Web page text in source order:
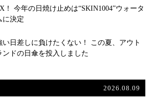
！ 今年の日焼け止めは“SKIN1004”ウォータ
に決定
い日差しに負けたくない！ この夏、アウト
ンドの日傘を投入しました
2026.08.09